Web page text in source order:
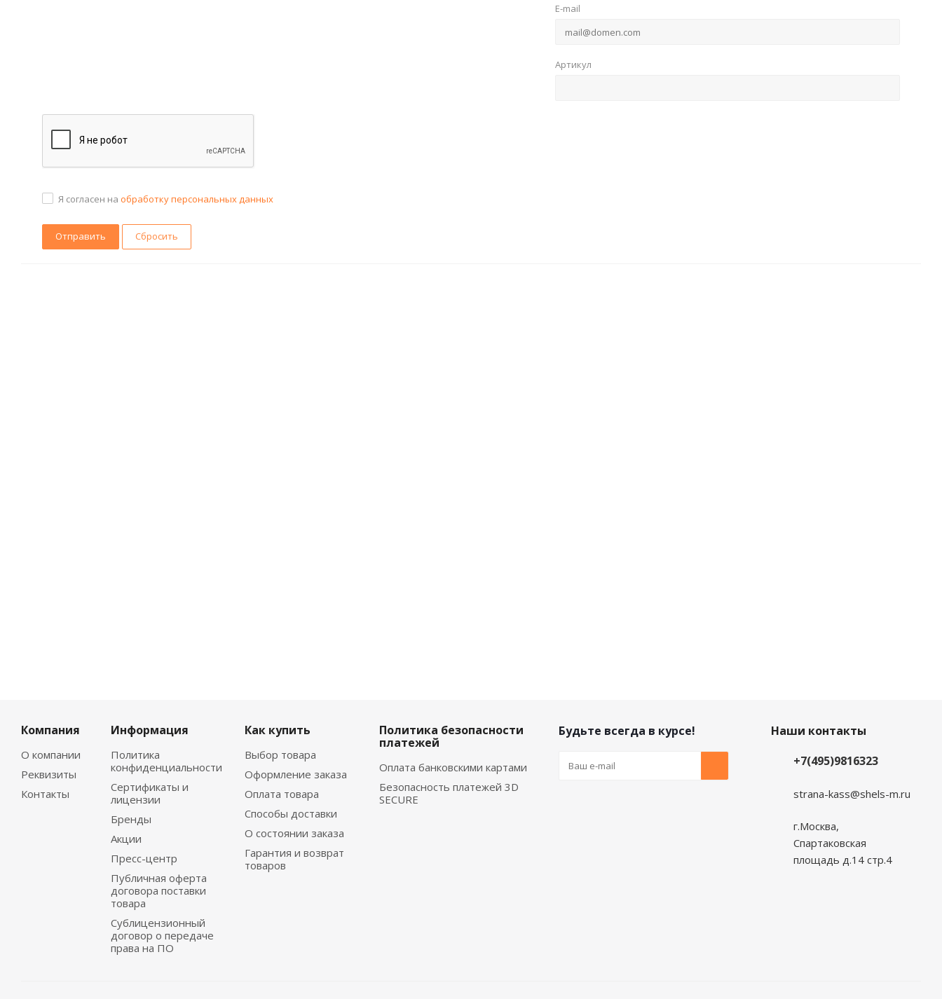
E-mail
Артикул
Я согласен на обработку персональных данных
Сбросить
Компания
О компании
Реквизиты
Контакты
Информация
Политика
конфиденциальности
Сертификаты и
лицензии
Бренды
Акции
Пресс-центр
Публичная оферта
договора поставки
товара
Сублицензионный
договор о передаче
права на ПО
Как купить
Выбор товара
Оформление заказа
Оплата товара
Способы доставки
О состоянии заказа
Гарантия и возврат
товаров
Политика безопасности
платежей
Оплата банковскими картами
Безопасность платежей 3D
SECURE
Будьте всегда в курсе!
Наши контакты
+7(495)9816323
strana-kass@shels-m.ru
г.Москва,
Спартаковская
площадь д.14 стр.4